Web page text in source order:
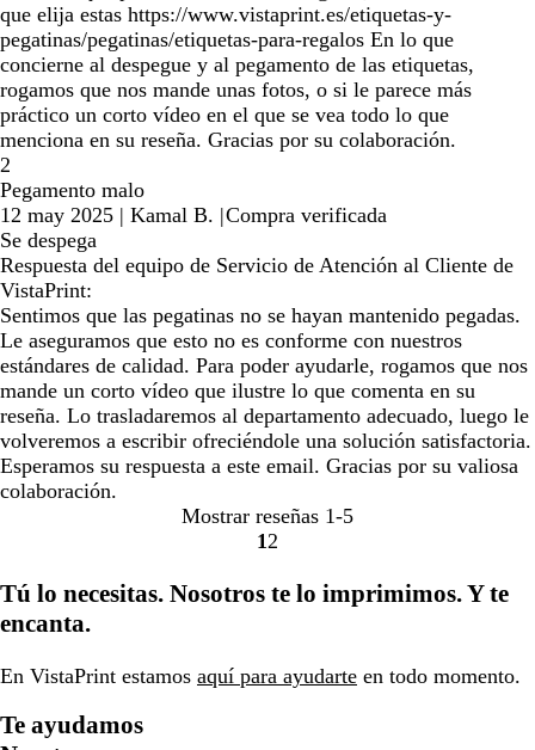
que elija estas https://www.vistaprint.es/etiquetas-y-
pegatinas/pegatinas/etiquetas-para-regalos En lo que
concierne al despegue y al pegamento de las etiquetas,
rogamos que nos mande unas fotos, o si le parece más
práctico un corto vídeo en el que se vea todo lo que
menciona en su reseña. Gracias por su colaboración.
2
Pegamento malo
12 may 2025 | Kamal B. |Compra verificada
Se despega
Respuesta del equipo de Servicio de Atención al Cliente de
VistaPrint:
Sentimos que las pegatinas no se hayan mantenido pegadas.
Le aseguramos que esto no es conforme con nuestros
estándares de calidad. Para poder ayudarle, rogamos que nos
mande un corto vídeo que ilustre lo que comenta en su
reseña. Lo trasladaremos al departamento adecuado, luego le
volveremos a escribir ofreciéndole una solución satisfactoria.
Esperamos su respuesta a este email. Gracias por su valiosa
colaboración.
Mostrar reseñas 1-5
ir
la
1 ir
la
2
Tú lo necesitas. Nosotros te lo imprimimos. Y te
encanta.
En VistaPrint estamos aquí para ayudarte en todo momento.
Te ayudamos